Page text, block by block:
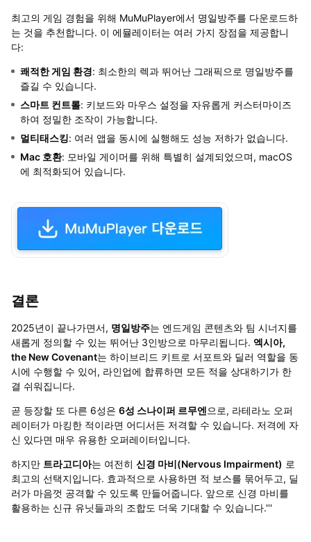
최고의 게임 경험을 위해 MuMuPlayer에서 명일방주를 다운로드하
는 것을 추천합니다. 이 에뮬레이터는 여러 가지 장점을 제공합니
다:
쾌적한 게임 환경: 최소한의 렉과 뛰어난 그래픽으로 명일방주를
즐길 수 있습니다.
스마트 컨트롤: 키보드와 마우스 설정을 자유롭게 커스터마이즈
하여 정밀한 조작이 가능합니다.
멀티태스킹: 여러 앱을 동시에 실행해도 성능 저하가 없습니다.
Mac 호환: 모바일 게이머를 위해 특별히 설계되었으며, macOS
에 최적화되어 있습니다.
결론
2025년이 끝나가면서, 명일방주는 엔드게임 콘텐츠와 팀 시너지를
새롭게 정의할 수 있는 뛰어난 3인방으로 마무리됩니다. 엑시아,
the New Covenant는 하이브리드 키트로 서포트와 딜러 역할을 동
시에 수행할 수 있어, 라인업에 합류하면 모든 적을 상대하기가 한
결 쉬워집니다.
곧 등장할 또 다른 6성은 6성 스나이퍼 르무엔으로, 라테라노 오퍼
레이터가 마킹한 적이라면 어디서든 저격할 수 있습니다. 저격에 자
신 있다면 매우 유용한 오퍼레이터입니다.
하지만 트라고디아는 여전히 신경 마비(Nervous Impairment) 로
최고의 선택지입니다. 효과적으로 사용하면 적 보스를 묶어두고, 딜
러가 마음껏 공격할 수 있도록 만들어줍니다. 앞으로 신경 마비를
활용하는 신규 유닛들과의 조합도 더욱 기대할 수 있습니다.'''